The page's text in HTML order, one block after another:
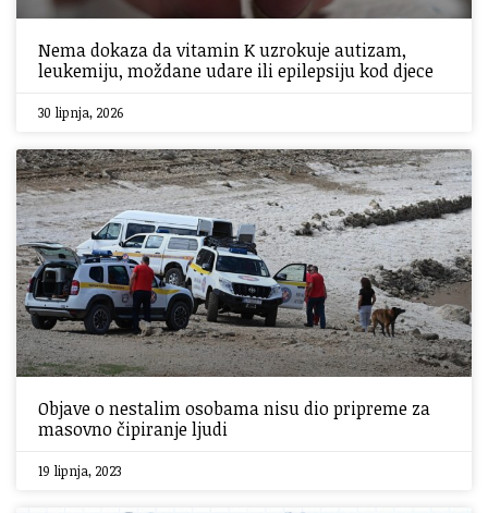
Nema dokaza da vitamin K uzrokuje autizam,
leukemiju, moždane udare ili epilepsiju kod djece
30 lipnja, 2026
Objave o nestalim osobama nisu dio pripreme za
masovno čipiranje ljudi
19 lipnja, 2023